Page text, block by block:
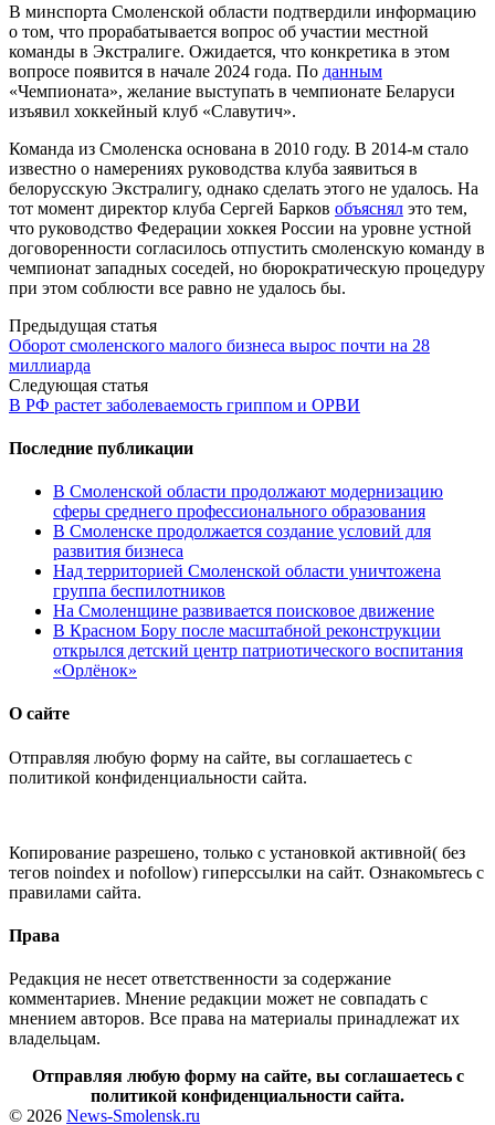
В минспорта Смоленской области подтвердили информацию
о том, что прорабатывается вопрос об участии местной
команды в Экстралиге. Ожидается, что конкретика в этом
вопросе появится в начале 2024 года. По данным
«Чемпионата», желание выступать в чемпионате Беларуси
изъявил хоккейный клуб «Славутич».
Команда из Смоленска основана в 2010 году. В 2014-м стало
известно о намерениях руководства клуба заявиться в
белорусскую Экстралигу, однако сделать этого не удалось. На
тот момент директор клуба Сергей Барков объяснял это тем,
что руководство Федерации хоккея России на уровне устной
договоренности согласилось отпустить смоленскую команду в
чемпионат западных соседей, но бюрократическую процедуру
при этом соблюсти все равно не удалось бы.
Post
navigation
Предыдущая статья
Оборот смоленского малого бизнеса вырос почти на 28
миллиарда
Следующая статья
В РФ растет заболеваемость гриппом и ОРВИ
Последние публикации
В Смоленской области продолжают модернизацию
сферы среднего профессионального образования
В Смоленске продолжается создание условий для
развития бизнеса
Над территорией Смоленской области уничтожена
группа беспилотников
На Смоленщине развивается поисковое движение
В Красном Бору после масштабной реконструкции
открылся детский центр патриотического воспитания
«Орлёнок»
О сайте
Отправляя любую форму на сайте, вы соглашаетесь с
политикой конфиденциальности сайта.
Копирование разрешено, только с установкой активной( без
тегов noindex и nofollow) гиперссылки на сайт. Ознакомьтесь с
правилами сайта.
Права
Редакция не несет ответственности за содержание
комментариев. Мнение редакции может не совпадать с
мнением авторов. Все права на материалы принадлежат их
владельцам.
Отправляя любую форму на сайте, вы соглашаетесь с
политикой конфиденциальности сайта.
© 2026 News-Smolensk.ru